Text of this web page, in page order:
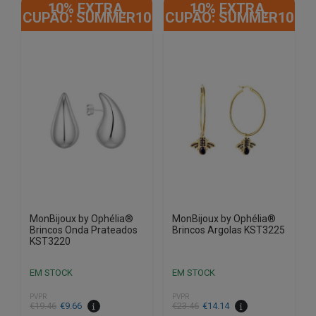
10% EXTRA,
CUPÃO: SUMMER10
MonBijoux by Ophélia®
Brincos Onda Prateados
KST3220
EM STOCK
PVPR
€19.46
O
€9.66
O
10% EXTRA,
CUPÃO: SUMMER10
MonBijoux by Ophélia®
Brincos Argolas KST3225
EM STOCK
PVPR
€23.46
O
€14.14
O